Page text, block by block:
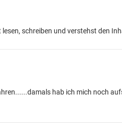
schreiben und verstehst den
hab ich mich noch